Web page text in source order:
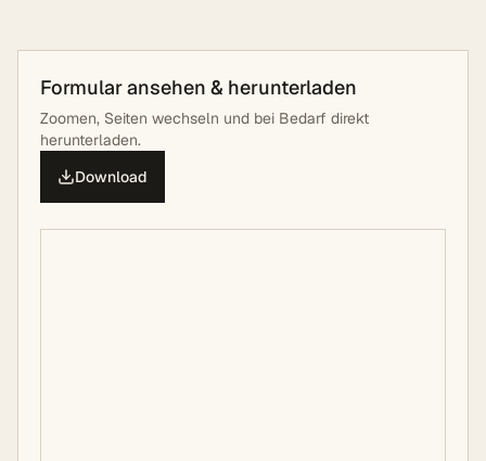
Formular ansehen & herunterladen
Zoomen, Seiten wechseln und bei Bedarf direkt
herunterladen.
Download